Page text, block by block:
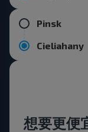
Pinsk
Cieliahany
想要更便